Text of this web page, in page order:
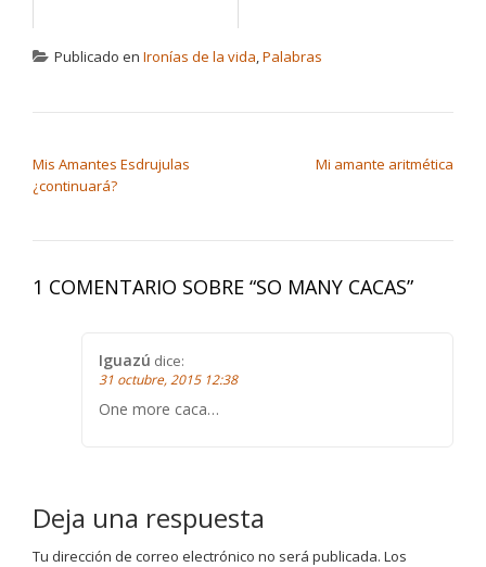
Publicado en Ironías de la vida,Palabras
Mis Amantes Esdrujulas
¿continuará?
Mi amante aritmética
1 COMENTARIO SOBRE “SO MANY CACAS”
Iguazú dice:
31 octubre, 2015 12:38
One more caca…
Deja una respuesta
Tu dirección de correo electrónico no será publicada. Los